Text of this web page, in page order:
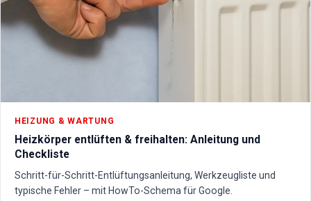
HEIZUNG & WARTUNG
Heizkörper entlüften & freihalten: Anleitung und
Checkliste
Schritt-für-Schritt-Entlüftungsanleitung, Werkzeugliste und
typische Fehler – mit HowTo-Schema für Google.